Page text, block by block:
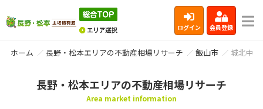
ログイン 会員登録
ホーム 長野・松本エリアの不動産相場リサーチ 飯山市 城北中
長野・松本エリアの不動産相場リサーチ
Area market information